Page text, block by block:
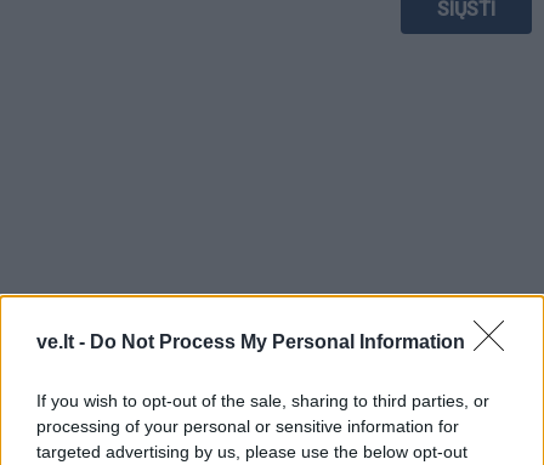
ve.lt - Do Not Process My Personal Information
If you wish to opt-out of the sale, sharing to third parties, or
processing of your personal or sensitive information for
targeted advertising by us, please use the below opt-out
TAIP PAT SKAITYKITE